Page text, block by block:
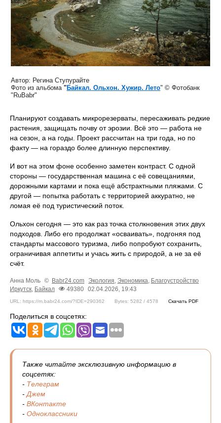
Автор: Регина Ступурайте
Фото из альбома "Байкал. Ольхон. Хужир. Лето" © Фотобанк
"RuBabr"
Планируют создавать микрорезерваты, пересаживать редкие
растения, защищать почву от эрозии. Всё это — работа не
на сезон, а на годы. Проект рассчитан на три года, но по
факту — на гораздо более длинную перспективу.
И вот на этом фоне особенно заметен контраст. С одной
стороны — государственная машина с её совещаниями,
дорожными картами и пока ещё абстрактными пляжами. С
другой — попытка работать с территорией аккуратно, не
ломая её под туристический поток.
Ольхон сегодня — это как раз точка столкновения этих двух
подходов. Либо его продолжат «осваивать», подгоняя под
стандарты массового туризма, либо попробуют сохранить,
ограничивая аппетиты и учась жить с природой, а не за её
счёт.
Анна Моль © Babr24.com Экология, Экономика, Благоустройство
Иркутск, Байкал 49380 02.04.2026, 19:43
URL: https://m.babr24.com/?IDE=290362 Bytes: 5282 / 4578 Скачать PDF
Поделиться в соцсетях:
Также читайте эксклюзивную информацию в
соцсетях:
- Телеграм
- Джем
- ВКонтакте
- Одноклассники